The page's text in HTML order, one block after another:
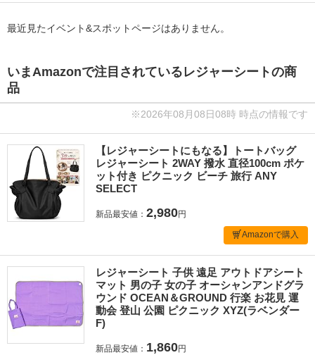
最近見たイベント&スポットページはありません。
いまAmazonで注目されているレジャーシートの商
品
※2026年08月08日08時 時点の情報です
【レジャーシートにもなる】トートバッグ
レジャーシート 2WAY 撥水 直径100cm ポケ
ット付き ピクニック ビーチ 旅行 ANY
SELECT
新品最安値： 2,980円
Amazonで購入
レジャーシート 子供 遠足 アウトドアシート
マット 男の子 女の子 オーシャンアンドグラ
ウンド OCEAN＆GROUND 行楽 お花見 運
動会 登山 公園 ピクニック XYZ(ラベンダー
F)
新品最安値： 1,860円